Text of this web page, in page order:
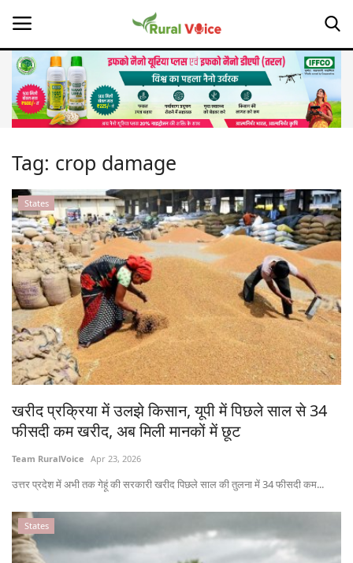
Home
About Us
Leadership Profiles
Opinion
Politics
Magazine
States
Events
Agribusiness
Agritech
Cooperatives
Tag: crop damage
States
खरीद प्रक्रिया में उलझे किसान, यूपी में पिछले साल से 34
फीसदी कम खरीद, अब मिली मानकों में छूट
Team RuralVoice Apr 23, 2026
उत्तर प्रदेश में अभी तक गेहूं की सरकारी खरीद पिछले साल की तुलना में 34 फीसदी कम...
States